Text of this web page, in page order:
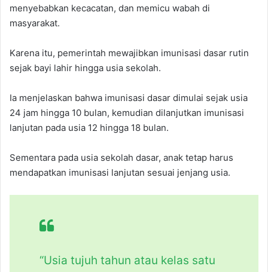
menyebabkan kecacatan, dan memicu wabah di
masyarakat.
Karena itu, pemerintah mewajibkan imunisasi dasar rutin
sejak bayi lahir hingga usia sekolah.
Ia menjelaskan bahwa imunisasi dasar dimulai sejak usia
24 jam hingga 10 bulan, kemudian dilanjutkan imunisasi
lanjutan pada usia 12 hingga 18 bulan.
Sementara pada usia sekolah dasar, anak tetap harus
mendapatkan imunisasi lanjutan sesuai jenjang usia.
“Usia tujuh tahun atau kelas satu